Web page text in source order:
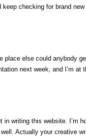
checking for brand
place else could anybody
next week, and I’m at
writing this website. I’m
Actually your creative